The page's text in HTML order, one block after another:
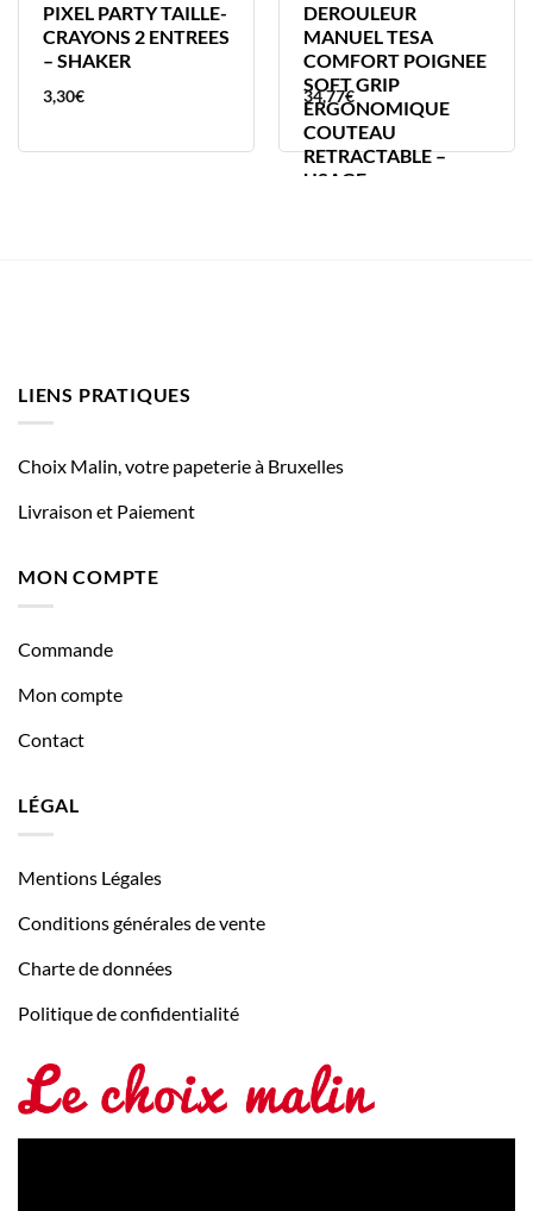
PIXEL PARTY TAILLE-
CRAYONS 2 ENTREES
– SHAKER
3,30€
DEROULEUR
MANUEL TESA
COMFORT POIGNEE
SOFT GRIP
ERGONOMIQUE
COUTEAU
RETRACTABLE –
USAGE
34,77€
LIENS PRATIQUES
Choix Malin, votre papeterie à Bruxelles
Livraison et Paiement
MON COMPTE
Commande
Mon compte
Contact
LÉGAL
Mentions Légales
Conditions générales de vente
Charte de données
Politique de confidentialité